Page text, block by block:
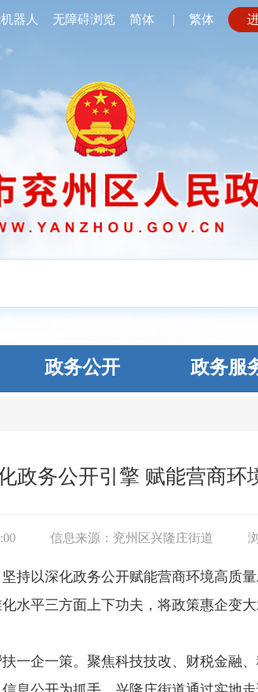
器人 无障碍浏览 简体 | 繁体
政务公开 政务服
政务公开引擎 赋能营商环
信息来源： 兖州区兴隆庄街道
持以深化政务公开赋能营商环境高质
水平三方面上下功夫，将政策惠企变
一企一策。聚焦科技技改、财税金融